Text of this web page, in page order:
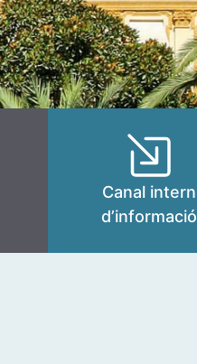
Canal intern
d’informació